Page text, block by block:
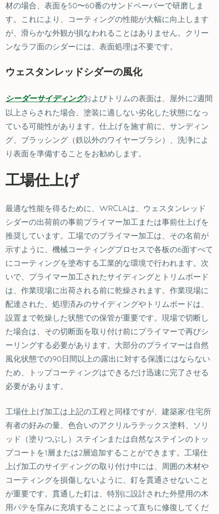
材の場合、表面を50〜60番のサンドペーパーで研磨しま
す。これにより、コーティングの性能が大幅に向上します
が、滑らかな外観が損なわれることはありません。クリー
ンなラフ面のシダーには、表面処理は不要です。
ウェスタンレッドシダーの風化
シーダーサイディングおよびトリムの表面は、屋外に2週間
以上さらされた場合、塗装に適しない劣化した状態になっ
ている可能性があります。仕上げを施す前に、サンディン
グ、ブラッシング（鉄以外のワイヤーブラシ）、洗浄によ
り表面を準備することをお勧めします。
工場仕上げ
最適な性能を得るために、WRCLAは、ウェスタンレッド
シダーの出荷前の事前プライマー加工または事前仕上げを
推奨しています。工場でのプライマー加工は、その名前が
示すように、機械コーティングプロセスで各板の6面すべて
にコーティングを塗布する工業的な環境で行われます。次
いで、プライマー加工されたサイディングとトリムボード
は、作業現場に出荷される前に乾燥されます。作業現場に
配達された、処理済みのサイディングやトリムボードは、
設置まで乾燥した状態での保管が重要です。現場で切断し
た場合は、その切断面を取り付け前にプライマーで再びシ
ーリングする必要があります。大部分のプライマーは自然
風化状態での90日間以上の露出に対する保護にはならない
ため、トップコーティングはできるだけ迅速に完了させる
必要があります。
工場仕上げ加工は上記の工程と同様ですが、建築家/住宅所
有者の好みの量、色合いのアクリルラテックス塗料、ソリ
ッド（塗りつぶし）ステインまたは自然なステインのトッ
プコートを1層または2層追加することができます。工場仕
上げ加工のサイディングの取り付け中には、周囲の木材や
コーティングを損傷しないように、釘を貫通させないこと
が重要です。貫通した釘は、特別に設計された外壁用の木
用パテを窪みに充填することによって直ちに修復してくだ